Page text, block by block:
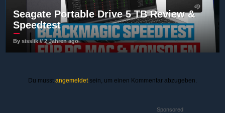
Seagate Portable Drive 5 TB Review &
Speedtest
By sisslik // 2 Jahren ago
Du musst angemeldetsein, um einen Kommentar abzugeben.
Sponsored